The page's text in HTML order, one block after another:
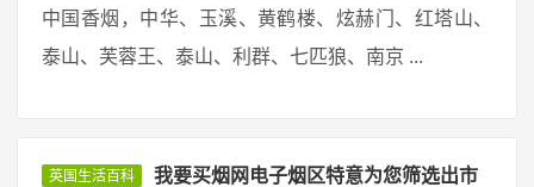
中国香烟，中华、玉溪、黄鹤楼、炫赫门、红塔山、
泰山、芙蓉王、泰山、利群、七匹狼、南京 ...
英国生活百科
我要买烟网电子烟区特意为您筛选出市